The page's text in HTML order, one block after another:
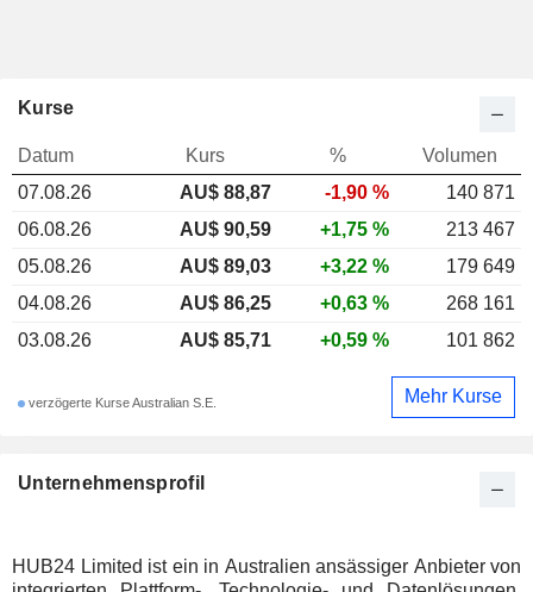
Unternehmensprofil
HUB24 Limited ist ein in Australien ansässiger Anbieter von
Kurse
Datum Kurs %
Volumen
07.08.26
AU$ 88,87 -1,90 %
140 871
06.08.26
AU$ 90,59 +1,75 %
213 467
05.08.26
AU$ 89,03 +3,22 %
179 649
04.08.26
AU$ 86,25 +0,63 %
268 161
03.08.26
AU$ 85,71 +0,59 % 101 862
verzögerte Kurse Australian S.E. Mehr Kurse